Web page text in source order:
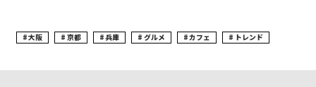
大阪 京都 兵庫 グルメ カフェ トレンド